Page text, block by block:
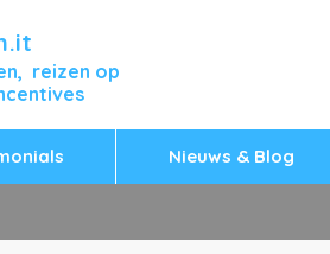
reizen op
Nieuws & Blog